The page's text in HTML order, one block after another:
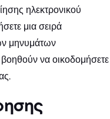
ηλεκτρονικού
μια σειρά
μηνυμάτων
να οικοδομήσετε